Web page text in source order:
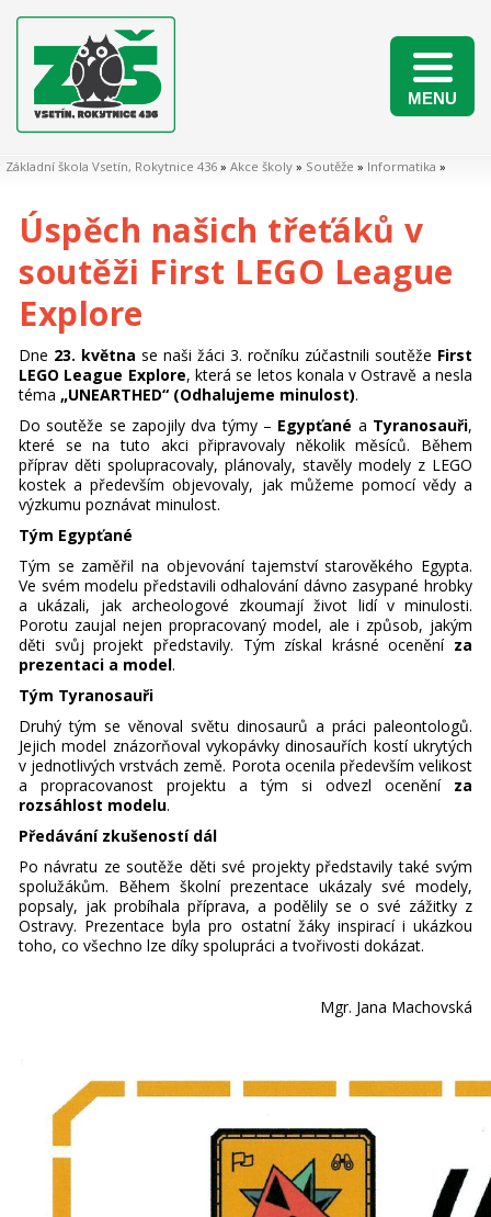
MENU
Základní škola Vsetín, Rokytnice 436 » Akce školy » Soutěže » Informatika »
Úspěch našich třeťáků v
soutěži First LEGO League
Explore
Dne 23. května se naši žáci 3. ročníku zúčastnili soutěže First
LEGO League Explore, která se letos konala v Ostravě a nesla
téma „UNEARTHED“ (Odhalujeme minulost).
Do soutěže se zapojily dva týmy – Egypťané a Tyranosauři,
které se na tuto akci připravovaly několik měsíců. Během
příprav děti spolupracovaly, plánovaly, stavěly modely z LEGO
kostek a především objevovaly, jak můžeme pomocí vědy a
výzkumu poznávat minulost.
Tým Egypťané
Tým se zaměřil na objevování tajemství starověkého Egypta.
Ve svém modelu představili odhalování dávno zasypané hrobky
a ukázali, jak archeologové zkoumají život lidí v minulosti.
Porotu zaujal nejen propracovaný model, ale i způsob, jakým
děti svůj projekt představily. Tým získal krásné ocenění za
prezentaci a model.
Tým Tyranosauři
Druhý tým se věnoval světu dinosaurů a práci paleontologů.
Jejich model znázorňoval vykopávky dinosauřích kostí ukrytých
v jednotlivých vrstvách země. Porota ocenila především velikost
a propracovanost projektu a tým si odvezl ocenění za
rozsáhlost modelu.
Předávání zkušeností dál
Po návratu ze soutěže děti své projekty představily také svým
spolužákům. Během školní prezentace ukázaly své modely,
popsaly, jak probíhala příprava, a podělily se o své zážitky z
Ostravy. Prezentace byla pro ostatní žáky inspirací i ukázkou
toho, co všechno lze díky spolupráci a tvořivosti dokázat.
Mgr. Jana Machovská